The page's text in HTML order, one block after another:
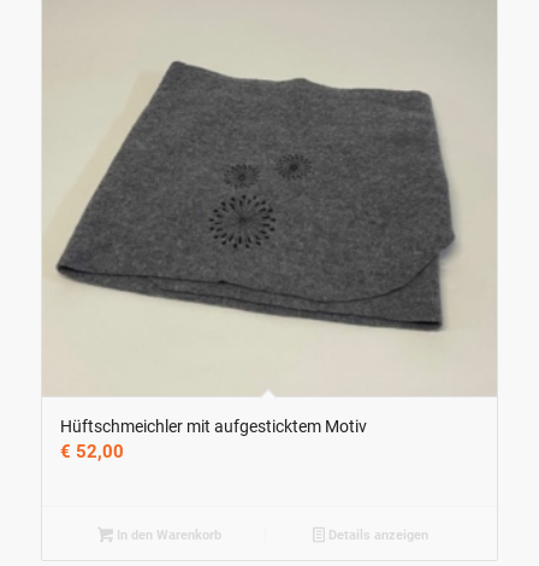
Hüftschmeichler mit aufgesticktem Motiv
€ 52,00
In den Warenkorb Details anzeigen